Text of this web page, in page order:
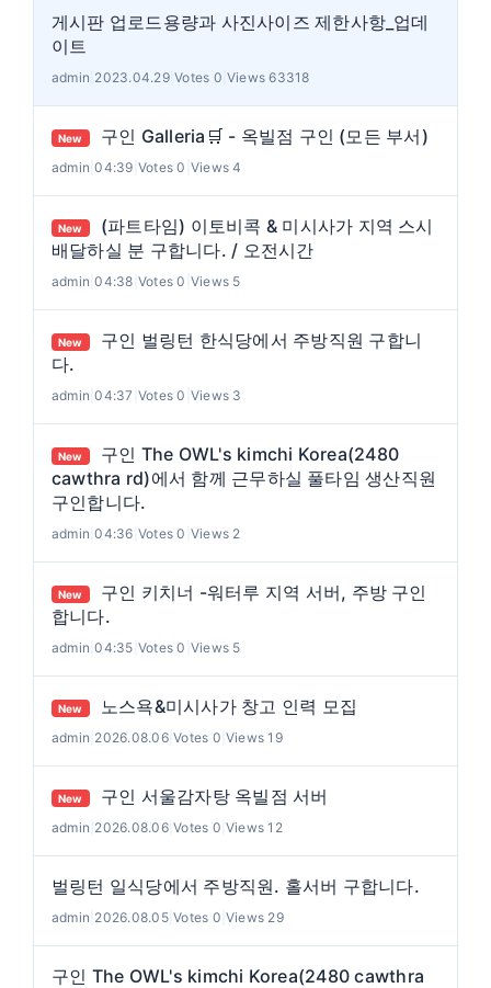
게시판 업로드용량과 사진사이즈 제한사항_업데
이트
admin 2023.04.29|Votes 0 |Views 63318
New 구인 Galleria🛒 - 옥빌점 구인 (모든 부서)
admin |04:39 Votes 0 Views 4
New
(파트타임) 이토비콕 & 미시사가 지역 스시
배달하실 분 구합니다. / 오전시간
admin |04:38 Votes 0 Views 5
New
구인 벌링턴 한식당에서 주방직원 구합니
다.
admin |04:37 Votes 0 Views 3
New
구인 The OWL's kimchi Korea(2480
cawthra rd)에서 함께 근무하실 풀타임 생산직원
구인합니다.
admin |04:36 Votes 0 Views 2
New
구인 키치너 -워터루 지역 서버, 주방 구인
합니다.
admin |04:35 Votes 0 Views 5
New 노스욕&미시사가 창고 인력 모집
admin 2026.08.06|Votes 0 |Views 19
New 구인 서울감자탕 옥빌점 서버
admin 2026.08.06|Votes 0 |Views 12
벌링턴 일식당에서 주방직원. 홀서버 구합니다.
admin 2026.08.05|Votes 0 |Views 29
구인 The OWL's kimchi Korea(2480 cawthra